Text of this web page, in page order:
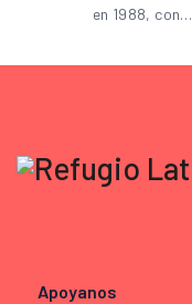
en 1988, con…
Apoyanos